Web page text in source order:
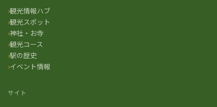
観光情報ハブ
観光スポット
神社・お寺
観光コース
駅の歴史
イベント情報
サイト